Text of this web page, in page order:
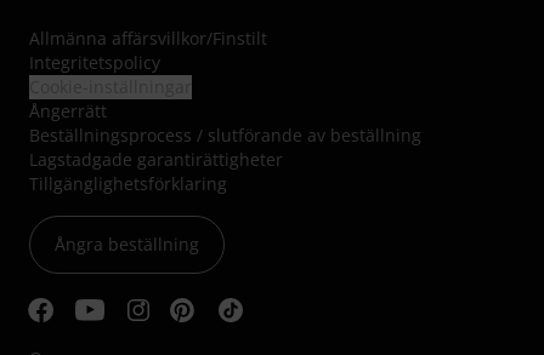
Allmänna affärsvillkor/Finstilt
Integritetspolicy
Ångerrätt
Beställningsprocess / slutförande av beställning
Lagstadgade garantirättigheter
Tillgänglighetsförklaring
Ångra beställning